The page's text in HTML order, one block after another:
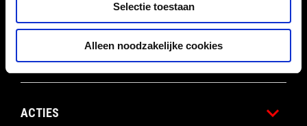
Selectie toestaan
Alleen noodzakelijke cookies
MODELLEN
ACTIES